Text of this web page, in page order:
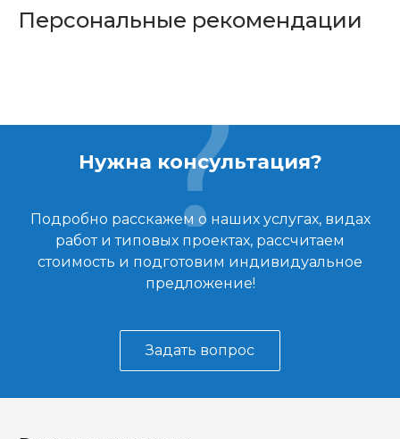
Персональные рекомендации
Нужна консультация?
Подробно расскажем о наших услугах, видах
работ и типовых проектах, рассчитаем
стоимость и подготовим индивидуальное
предложение!
Задать вопрос